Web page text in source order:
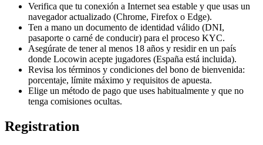
Verifica que tu conexión a Internet sea estable y que usas un
navegador actualizado (Chrome, Firefox o Edge).
Ten a mano un documento de identidad válido (DNI,
pasaporte o carné de conducir) para el proceso KYC.
Asegúrate de tener al menos 18 años y residir en un país
donde Locowin acepte jugadores (España está incluida).
Revisa los términos y condiciones del bono de bienvenida:
porcentaje, límite máximo y requisitos de apuesta.
Elige un método de pago que uses habitualmente y que no
tenga comisiones ocultas.
Registration